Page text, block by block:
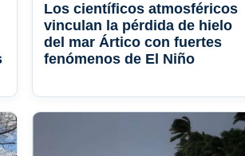
Los científicos atmosféricos
vinculan la pérdida de hielo
del mar Ártico con fuertes
fenómenos de El Niño